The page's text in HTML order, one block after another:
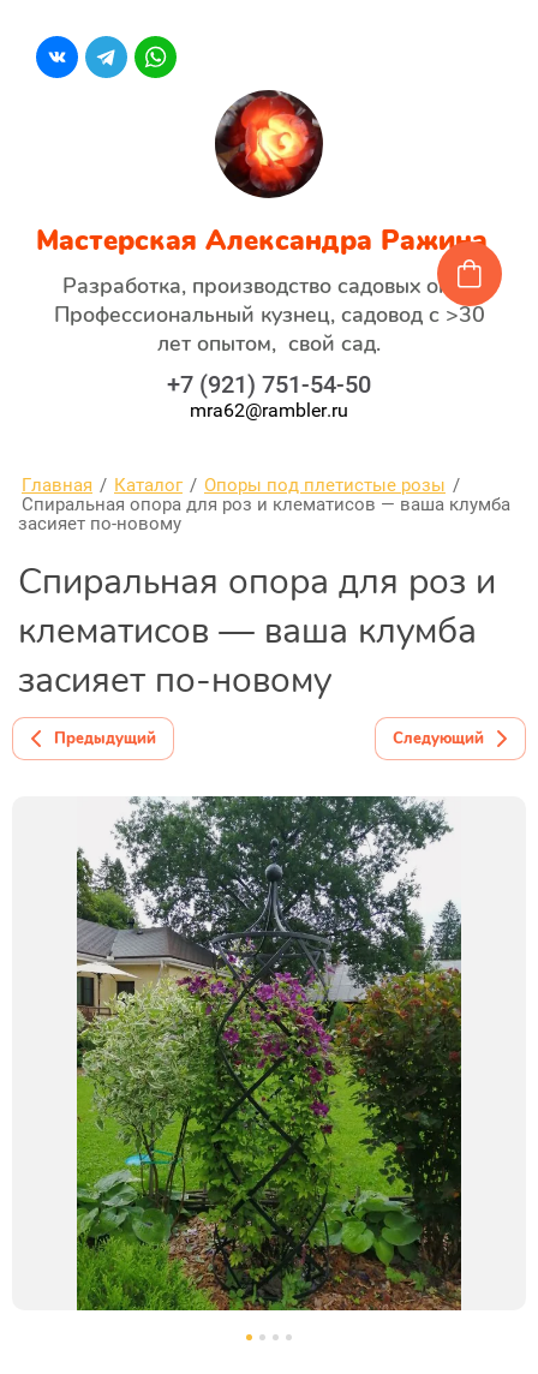
Мастерская Александра Ражина
Разработка, производство садовых опор
Профессиональный кузнец, садовод с >30
лет опытом, свой сад.
+7 (921) 751-54-50
mra62@rambler.ru
Главная / Каталог / Опоры под плетистые розы /
Спиральная опора для роз и клематисов — ваша клумба
засияет по-новому
Спиральная опора для роз и
клематисов — ваша клумба
засияет по-новому
Предыдущий Следующий